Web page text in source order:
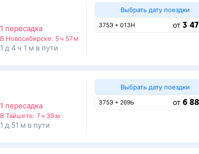
1 пересадка
В Новосибирске: 5 ч 57 м
1 д 4 ч 1 м в пути
Выбрать дату поездки
375Э + 013Н от 3
1 пересадка
В Тайшете: 7 ч 39 м
1 д 51 м в пути
Выбрать дату поездки
375Э + 269Ь от 6